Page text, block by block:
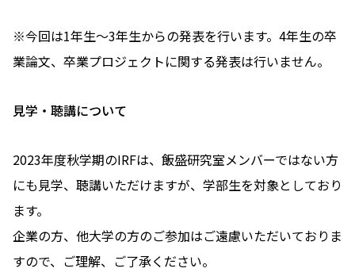
※今回は1年生〜3年生からの発表を行います。4年生の卒
業論文、卒業プロジェクトに関する発表は行いません。
見学・聴講について
2023年度秋学期のIRFは、飯盛研究室メンバーではない方
にも見学、聴講いただけますが、学部生を対象としており
ます。
企業の方、他大学の方のご参加はご遠慮いただいておりま
すので、ご理解、ご了承ください。